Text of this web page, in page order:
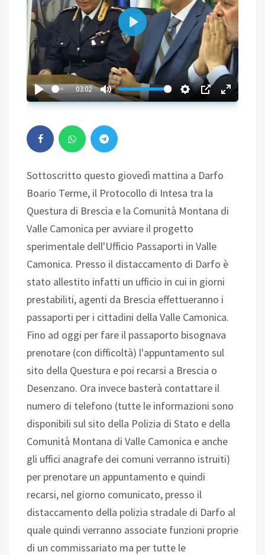
03:02
Play
Sottoscritto questo giovedì mattina a Darfo
Boario Terme, il Protocollo di Intesa tra la
Questura di Brescia e la Comunità Montana di
Valle Camonica per avviare il progetto
sperimentale dell'Ufficio Passaporti in Valle
Camonica. Presso il distaccamento di Darfo è
stato allestito infatti un ufficio in cui in giorni
prestabiliti, agenti da Brescia effettueranno i
passaporti per i cittadini della Valle Camonica.
Fino ad oggi per fare il passaporto bisognava
prenotare (con difficoltà) l'appuntamento sul
sito della Questura e poi recarsi a Brescia o
Desenzano. Ora invece basterà contattare il
numero di telefono (tutte le informazioni sono
disponibili sul sito della Polizia di Stato e della
Comunità Montana di Valle Camonica e anche
gli uffici anagrafe dei comuni verranno istruiti)
per prenotare un appuntamento e quindi
recarsi, nel giorno comunicato, presso il
distaccamento della polizia stradale di Darfo al
quale quindi verranno associate funzioni proprie
di un commissariato ma per tutte le